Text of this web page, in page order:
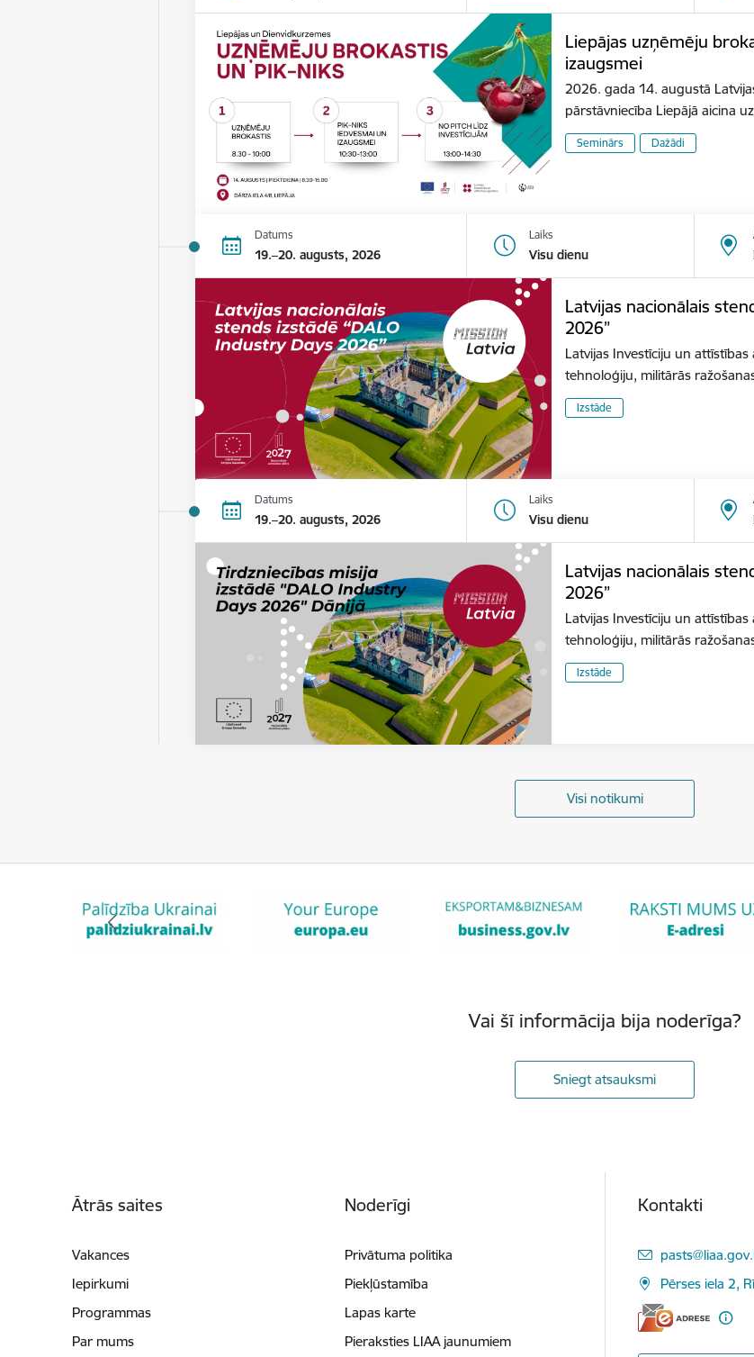
Liepājas uzņēmēju
izaugsmei
2026. gada 14. augustā
pārstāvniecība Liepājā aicina
Seminārs Dažādi
Datums
19.–20. augusts, 2026
Laiks
Visu dienu
Latvijas nacionālais
2026”
Latvijas Investīciju un
tehnoloģiju, militārās
Izstāde
Datums
19.–20. augusts, 2026
Laiks
Visu dienu
Latvijas nacionālais
2026”
Latvijas Investīciju un
tehnoloģiju, militārās
Izstāde
Visi notikumi
Vai šī informācija bija noderīga?
Sniegt atsauksmi
Ātrās saites
Vakances
Iepirkumi
Programmas
Par mums
Noderīgi
Privātuma politika
Piekļūstamība
Lapas karte
Pieraksties LIAA jaunumiem
Kontakti
E-pasts:
Pērses iela 2,